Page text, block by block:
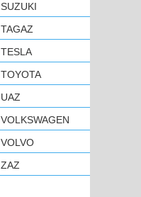
SUZUKI
TAGAZ
TESLA
TOYOTA
UAZ
VOLKSWAGEN
VOLVO
ZAZ